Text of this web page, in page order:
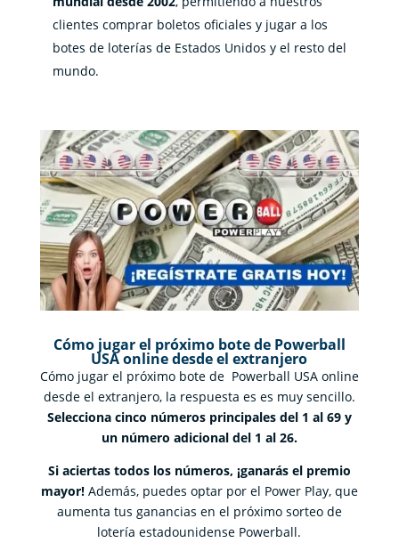
clientes comprar boletos oficiales y jugar a los
botes de loterías de Estados Unidos y el resto del
mundo.
Cómo jugar el próximo bote de Powerball
USA online desde el extranjero
Cómo jugar el próximo bote de Powerball USA online
desde el extranjero, la respuesta es es muy sencillo.
Selecciona cinco números principales del 1 al 69 y
un número adicional del 1 al 26.
Si aciertas todos los números, ¡ganarás el premio
mayor!Además, puedes optar por el Power Play, que
aumenta tus ganancias en el próximo sorteo de
lotería estadounidense Powerball.